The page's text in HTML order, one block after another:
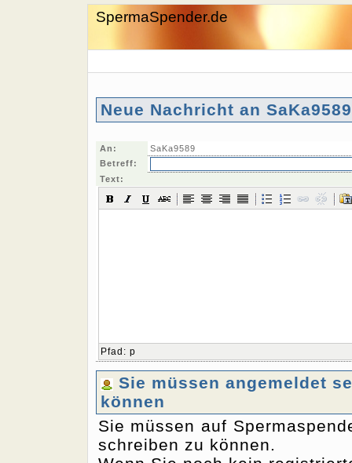
SpermaSpender.de
Neue Nachricht an
An:
SaKa9589
Betreff:
Text:
Pfad : p
Sie müssen angemeldet
können
Sie müssen auf
schreiben zu können.